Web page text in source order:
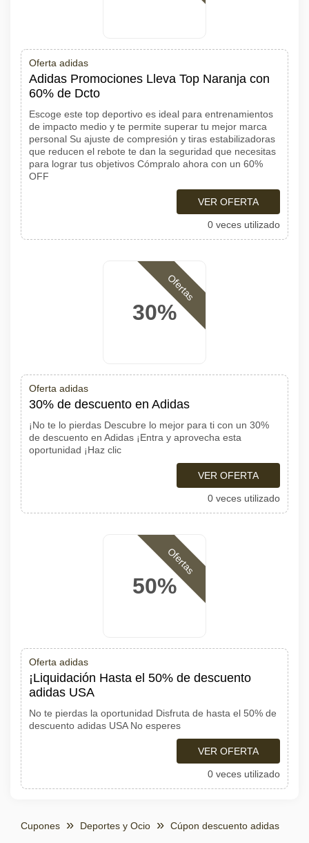
Oferta adidas
Adidas Promociones Lleva Top Naranja con
60% de Dcto
Escoge este top deportivo es ideal para entrenamientos
de impacto medio y te permite superar tu mejor marca
personal Su ajuste de compresión y tiras estabilizadoras
que reducen el rebote te dan la seguridad que necesitas
para lograr tus objetivos Cómpralo ahora con un 60%
OFF
VER OFERTA
0 veces utilizado
30%
Ofertas
Oferta adidas
30% de descuento en Adidas
¡No te lo pierdas Descubre lo mejor para ti con un 30%
de descuento en Adidas ¡Entra y aprovecha esta
oportunidad ¡Haz clic
VER OFERTA
0 veces utilizado
50%
Ofertas
Oferta adidas
¡Liquidación Hasta el 50% de descuento
adidas USA
No te pierdas la oportunidad Disfruta de hasta el 50% de
descuento adidas USA No esperes
VER OFERTA
0 veces utilizado
Cupones Deportes y Ocio Cúpon descuento adidas